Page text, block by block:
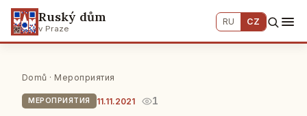
Ruský dům
v Praze
RU CZ
Domů · Мероприятия
МЕРОПРИЯТИЯ 11.11.2021 1